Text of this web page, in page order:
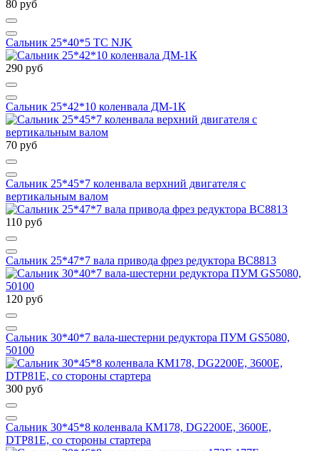
80 руб
Сальник 25*40*5 TC NJK
290 руб
Сальник 25*42*10 коленвала ДМ-1К
70 руб
Сальник 25*45*7 коленвала верхний двигателя с
вертикальным валом
110 руб
Сальник 25*47*7 вала привода фрез редуктора BC8813
120 руб
Сальник 30*40*7 вала-шестерни редуктора ПУМ GS5080,
50100
300 руб
Сальник 30*45*8 коленвала КМ178, DG2200E, 3600E,
DTP81E, со стороны стартера